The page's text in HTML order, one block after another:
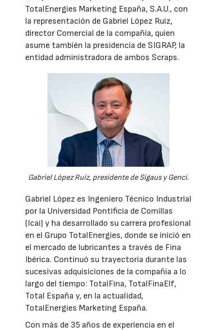
TotalEnergies Marketing España, S.A.U., con
la representación de Gabriel López Ruiz,
director Comercial de la compañía, quien
asume también la presidencia de SIGRAP, la
entidad administradora de ambos Scraps.
Gabriel López Ruiz, presidente de Sigaus y Genci.
Gabriel López es Ingeniero Técnico Industrial
por la Universidad Pontificia de Comillas
(Icai) y ha desarrollado su carrera profesional
en el Grupo TotalEnergies, donde se inició en
el mercado de lubricantes a través de Fina
Ibérica. Continuó su trayectoria durante las
sucesivas adquisiciones de la compañía a lo
largo del tiempo: TotalFina, TotalFinaElf,
Total España y, en la actualidad,
TotalEnergies Marketing España.
Con más de 35 años de experiencia en el